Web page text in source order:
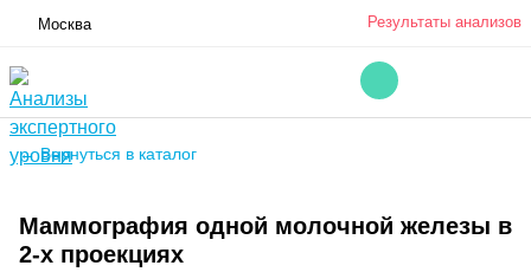
Москва Результаты анализов
← Вернуться в каталог
Маммография одной молочной железы в
2-х проекциях